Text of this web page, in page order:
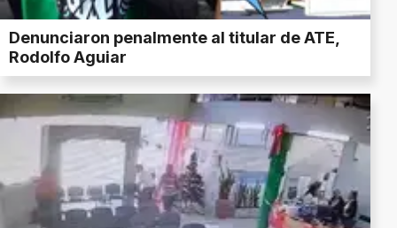
Denunciaron penalmente al titular de ATE,
Rodolfo Aguiar